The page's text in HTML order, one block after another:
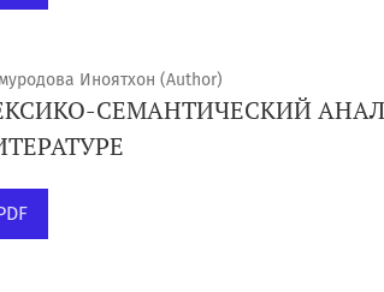
Иноятхон (Author)
СЕМАНТИЧЕСКИЙ